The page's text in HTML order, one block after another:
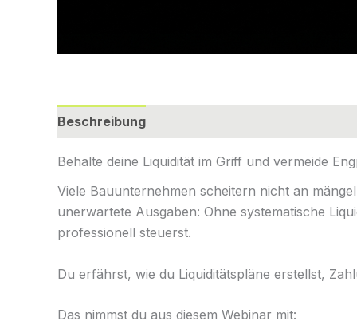
Beschreibung
Behalte deine Liquidität im Griff und vermeide
Viele Bauunternehmen scheitern nicht an
unerwartete Ausgaben: Ohne systematische
professionell steuerst.
Du erfährst, wie du Liquiditätspläne erstellst,
Das nimmst du aus diesem Webinar mit: